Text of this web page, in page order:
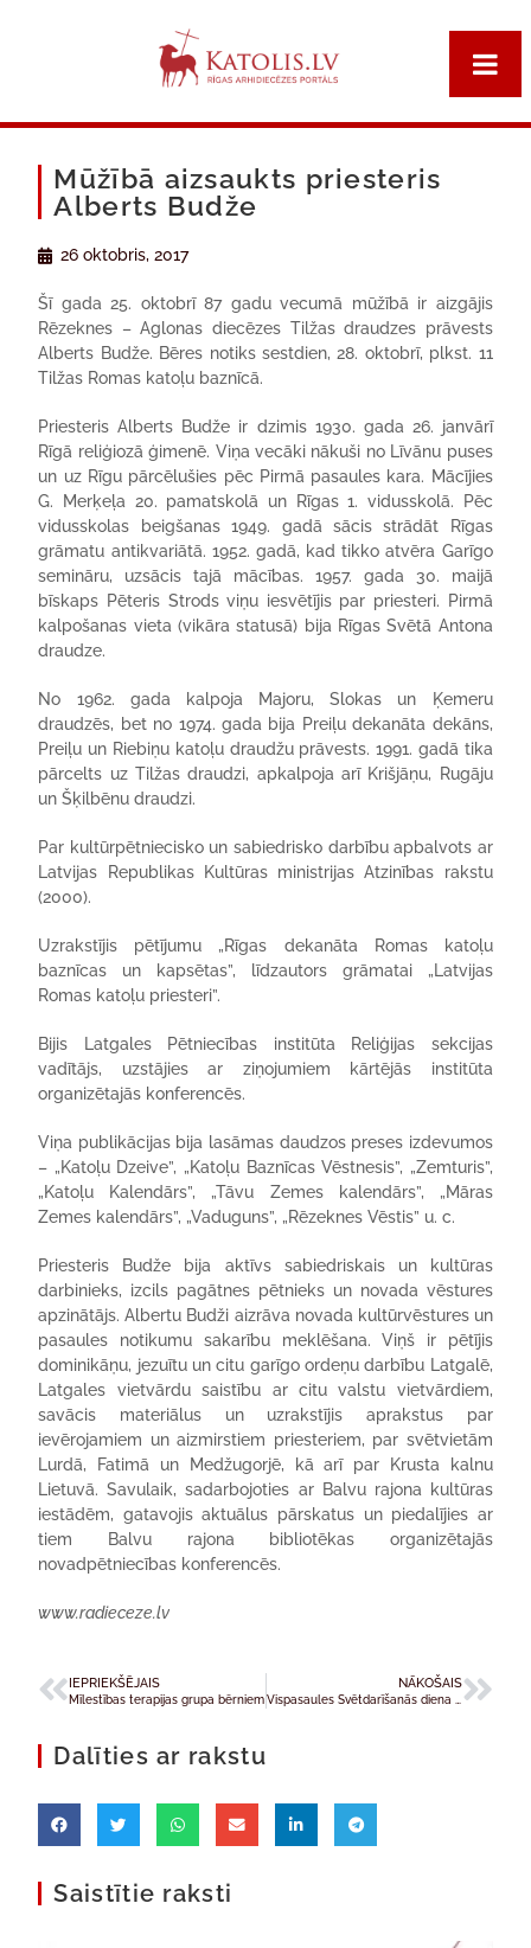
Mūžībā aizsaukts priesteris
Alberts Budže
26 oktobris, 2017
Šī gada 25. oktobrī 87 gadu vecumā mūžībā ir aizgājis
Rēzeknes – Aglonas diecēzes Tilžas draudzes prāvests
Alberts Budže. Bēres notiks sestdien, 28. oktobrī, plkst. 11
Tilžas Romas katoļu baznīcā.
Priesteris Alberts Budže ir dzimis 1930. gada 26. janvārī
Rīgā reliģiozā ģimenē. Viņa vecāki nākuši no Līvānu puses
un uz Rīgu pārcēlušies pēc Pirmā pasaules kara. Mācījies
G. Merķeļa 20. pamatskolā un Rīgas 1. vidusskolā. Pēc
vidusskolas beigšanas 1949. gadā sācis strādāt Rīgas
grāmatu antikvariātā. 1952. gadā, kad tikko atvēra Garīgo
semināru, uzsācis tajā mācības. 1957. gada 30. maijā
bīskaps Pēteris Strods viņu iesvētījis par priesteri. Pirmā
kalpošanas vieta (vikāra statusā) bija Rīgas Svētā Antona
draudze.
No 1962. gada kalpoja Majoru, Slokas un Ķemeru
draudzēs, bet no 1974. gada bija Preiļu dekanāta dekāns,
Preiļu un Riebiņu katoļu draudžu prāvests. 1991. gadā tika
pārcelts uz Tilžas draudzi, apkalpoja arī Krišjāņu, Rugāju
un Šķilbēnu draudzi.
Par kultūrpētniecisko un sabiedrisko darbību apbalvots ar
Latvijas Republikas Kultūras ministrijas Atzinības rakstu
(2000).
Uzrakstījis pētījumu „Rīgas dekanāta Romas katoļu
baznīcas un kapsētas”, līdzautors grāmatai „Latvijas
Romas katoļu priesteri”.
Bijis Latgales Pētniecības institūta Reliģijas sekcijas
vadītājs, uzstājies ar ziņojumiem kārtējās institūta
organizētajās konferencēs.
Viņa publikācijas bija lasāmas daudzos preses izdevumos
– „Katoļu Dzeive”, „Katoļu Baznīcas Vēstnesis”, „Zemturis”,
„Katoļu Kalendārs”, „Tāvu Zemes kalendārs”, „Māras
Zemes kalendārs”, „Vaduguns”, „Rēzeknes Vēstis” u. c.
Priesteris Budže bija aktīvs sabiedriskais un kultūras
darbinieks, izcils pagātnes pētnieks un novada vēstures
apzinātājs. Albertu Budži aizrāva novada kultūrvēstures un
pasaules notikumu sakarību meklēšana. Viņš ir pētījis
dominikāņu, jezuītu un citu garīgo ordeņu darbību Latgalē,
Latgales vietvārdu saistību ar citu valstu vietvārdiem,
savācis materiālus un uzrakstījis aprakstus par
ievērojamiem un aizmirstiem priesteriem, par svētvietām
Lurdā, Fatimā un Medžugorjē, kā arī par Krusta kalnu
Lietuvā. Savulaik, sadarbojoties ar Balvu rajona kultūras
iestādēm, gatavojis aktuālus pārskatus un piedalījies ar
tiem Balvu rajona bibliotēkas organizētajās
novadpētniecības konferencēs.
www.radieceze.lv
IEPRIEKŠĒJAIS
Mīlestības terapijas grupa bērniem
NĀKOŠAIS
Dalīties ar rakstu
Saistītie raksti